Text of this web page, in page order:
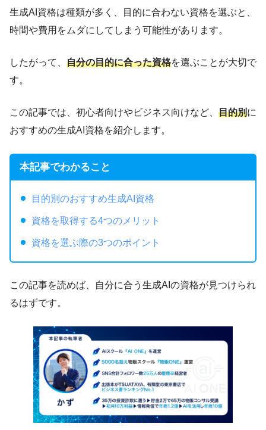
生成AI資格は種類が多く、目的に合わない資格を選ぶと、
時間や費用をムダにしてしまう可能性があります。
したがって、 自分の目的に合った資格を選ぶことが大切で
す。
この記事では、初心者向けやビジネス向けなど、 目的別に
おすすめの生成AI資格を紹介します。
本記事でわかること
目的別のおすすめ生成AI資格
資格を取得する4つのメリット
資格を選ぶ際の3つのポイント
この記事を読めば、自分に合う生成AIの資格が見つけられ
るはずです。